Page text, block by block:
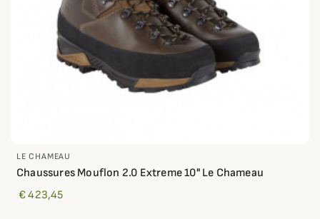
LE CHAMEAU
Chaussures Mouflon 2.0 Extreme 10" Le Chameau
€ 423,45